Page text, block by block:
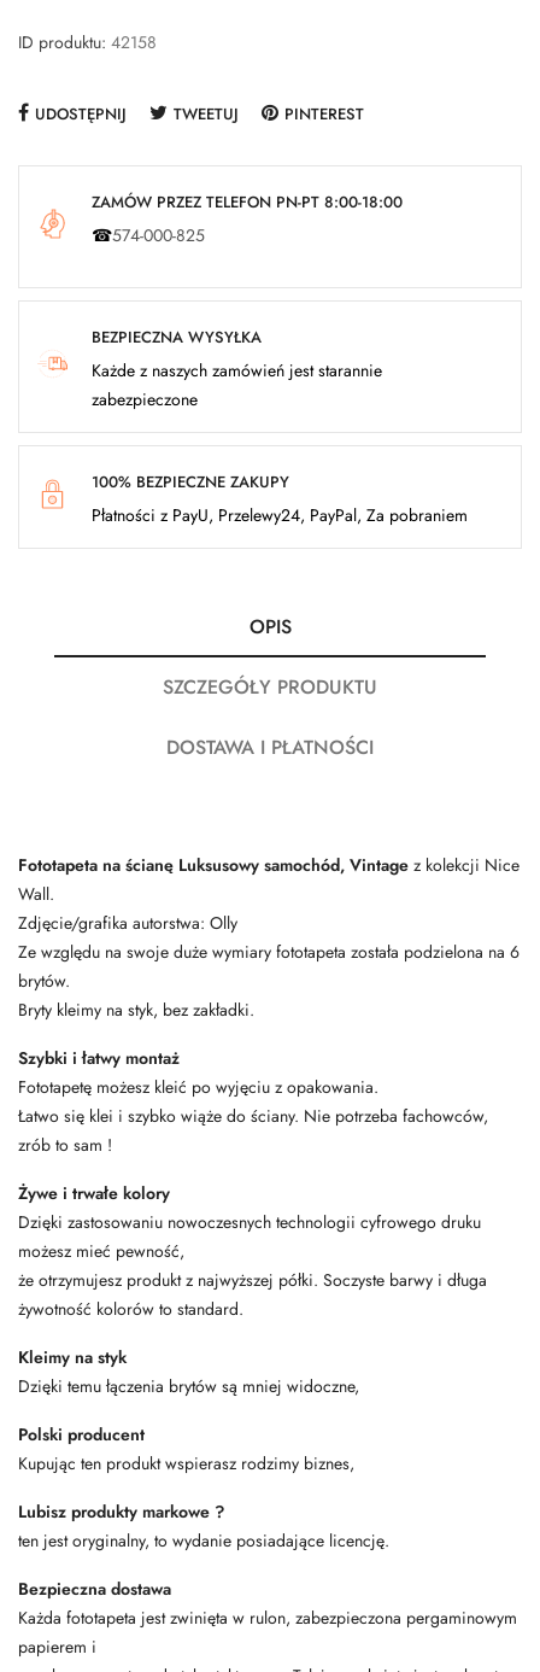
ID produktu: 42158
UDOSTĘPNIJ TWEETUJ PINTEREST
ZAMÓW PRZEZ TELEFON PN-PT 8:00-18:00
☎574-000-825
BEZPIECZNA WYSYŁKA
Każde z naszych zamówień jest starannie
zabezpieczone
100% BEZPIECZNE ZAKUPY
Płatności z PayU, Przelewy24, PayPal, Za pobraniem
OPIS
SZCZEGÓŁY PRODUKTU
DOSTAWA I PŁATNOŚCI
Fototapeta na ścianę Luksusowy samochód, Vintage z kolekcji Nice
Wall.
Zdjęcie/grafika autorstwa: Olly
Ze względu na swoje duże wymiary fototapeta została podzielona na 6
brytów.
Bryty kleimy na styk, bez zakładki.
Szybki i łatwy montaż
Fototapetę możesz kleić po wyjęciu z opakowania.
Łatwo się klei i szybko wiąże do ściany. Nie potrzeba fachowców,
zrób to sam !
Żywe i trwałe kolory
Dzięki zastosowaniu nowoczesnych technologii cyfrowego druku
możesz mieć pewność,
że otrzymujesz produkt z najwyższej półki. Soczyste barwy i długa
żywotność kolorów to standard.
Kleimy na styk
Dzięki temu łączenia brytów są mniej widoczne,
Polski producent
Kupując ten produkt wspierasz rodzimy biznes,
Lubisz produkty markowe ?
ten jest oryginalny, to wydanie posiadające licencję.
Bezpieczna dostawa
Każda fototapeta jest zwinięta w rulon, zabezpieczona pergaminowym
papierem i